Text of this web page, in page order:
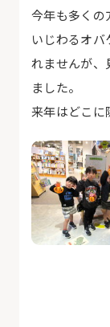
今年も多くの
いじわるオ
れませんが、
ました。
来年はどこに